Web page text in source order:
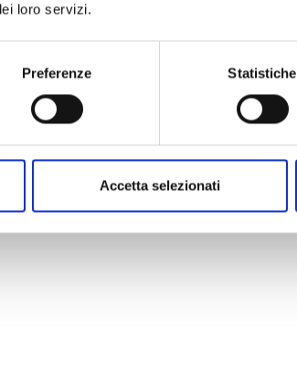
loro servizi.
Preferenze Statistiche
Accetta selezionati